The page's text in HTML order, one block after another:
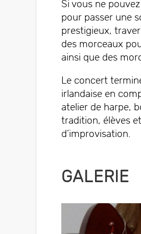
Si vous ne
pour passer une
prestigieux,
des morceaux
ainsi que des
Le concert
irlandaise en
atelier de harpe,
tradition, élèves
d’improvisation.
GALERIE